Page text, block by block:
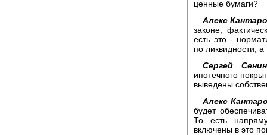
ценные бумаги?
Алекс
законе,
есть это -
по ликвидности,
Сергей
ипотечного
выведены
Алекс
будет
То есть
включены в это